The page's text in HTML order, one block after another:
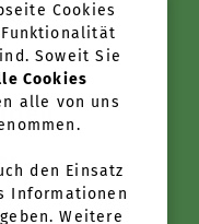
Cookies
Soweit Sie
Cookies
alle von uns
den Einsatz
Informationen
Weitere